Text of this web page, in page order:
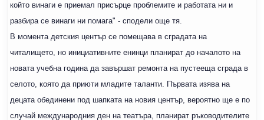
който винаги е приемал присърце проблемите и работата ни и
разбира се винаги ни помага" - сподели още тя.
В момента детския център се помещава в сградата на
читалището, но инициативните енинци планират до началото на
новата учебна година да завършат ремонта на пустееща сграда в
селото, която да приюти младите таланти. Първата изява на
децата обединени под шапката на новия център, вероятно ще е по
случай международния ден на театъра, планират ръководителите